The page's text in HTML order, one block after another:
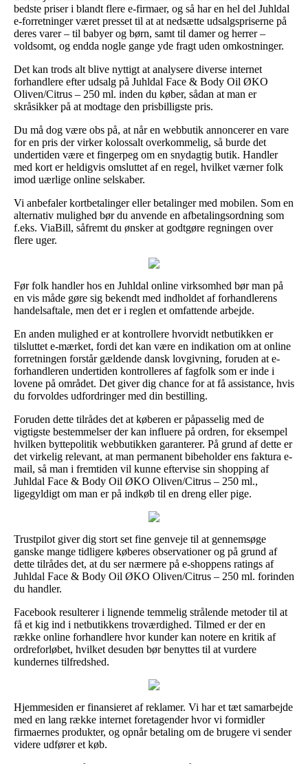
bedste priser i blandt flere e-firmaer, og så har en hel del Juhldal
e-forretninger været presset til at at nedsætte udsalgspriserne på
deres varer – til babyer og børn, samt til damer og herrer –
voldsomt, og endda nogle gange yde fragt uden omkostninger.
Det kan trods alt blive nyttigt at analysere diverse internet
forhandlere efter udsalg på Juhldal Face & Body Oil ØKO
Oliven/Citrus – 250 ml. inden du køber, sådan at man er
skråsikker på at modtage den prisbilligste pris.
Du må dog være obs på, at når en webbutik annoncerer en vare
for en pris der virker kolossalt overkommelig, så burde det
undertiden være et fingerpeg om en snydagtig butik. Handler
med kort er heldigvis omsluttet af en regel, hvilket værner folk
imod uærlige online selskaber.
Vi anbefaler kortbetalinger eller betalinger med mobilen. Som en
alternativ mulighed bør du anvende en afbetalingsordning som
f.eks. ViaBill, såfremt du ønsker at godtgøre regningen over
flere uger.
Før folk handler hos en Juhldal online virksomhed bør man på
en vis måde gøre sig bekendt med indholdet af forhandlerens
handelsaftale, men det er i reglen et omfattende arbejde.
En anden mulighed er at kontrollere hvorvidt netbutikken er
tilsluttet e-mærket, fordi det kan være en indikation om at online
forretningen forstår gældende dansk lovgivning, foruden at e-
forhandleren undertiden kontrolleres af fagfolk som er inde i
lovene på området. Det giver dig chance for at få assistance, hvis
du forvoldes udfordringer med din bestilling.
Foruden dette tilrådes det at køberen er påpasselig med de
vigtigste bestemmelser der kan influere på ordren, for eksempel
hvilken byttepolitik webbutikken garanterer. På grund af dette er
det virkelig relevant, at man permanent bibeholder ens faktura e-
mail, så man i fremtiden vil kunne eftervise sin shopping af
Juhldal Face & Body Oil ØKO Oliven/Citrus – 250 ml.,
ligegyldigt om man er på indkøb til en dreng eller pige.
Trustpilot giver dig stort set fine genveje til at gennemsøge
ganske mange tidligere køberes observationer og på grund af
dette tilrådes det, at du ser nærmere på e-shoppens ratings af
Juhldal Face & Body Oil ØKO Oliven/Citrus – 250 ml. forinden
du handler.
Facebook resulterer i lignende temmelig strålende metoder til at
få et kig ind i netbutikkens troværdighed. Tilmed er der en
række online forhandlere hvor kunder kan notere en kritik af
ordreforløbet, hvilket desuden bør benyttes til at vurdere
kundernes tilfredshed.
Hjemmesiden er finansieret af reklamer. Vi har et tæt samarbejde
med en lang række internet foretagender hvor vi formidler
firmaernes produkter, og opnår betaling om de brugere vi sender
videre udfører et køb.